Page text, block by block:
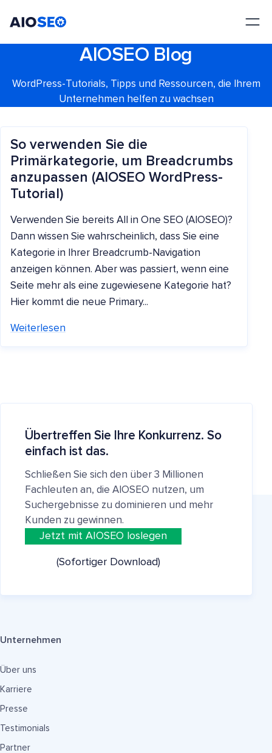
AIOSEO Blog
WordPress-Tutorials, Tipps und Ressourcen, die Ihrem
Unternehmen helfen zu wachsen
So verwenden Sie die
Primärkategorie, um Breadcrumbs
anzupassen (AIOSEO WordPress-
Tutorial)
Verwenden Sie bereits All in One SEO (AIOSEO)?
Dann wissen Sie wahrscheinlich, dass Sie eine
Kategorie in Ihrer Breadcrumb-Navigation
anzeigen können. Aber was passiert, wenn eine
Seite mehr als eine zugewiesene Kategorie hat?
Hier kommt die neue Primary...
Weiterlesen
Übertreffen Sie Ihre Konkurrenz. So
einfach ist das.
Schließen Sie sich den über 3 Millionen
Fachleuten an, die AIOSEO nutzen, um
Suchergebnisse zu dominieren und mehr
Kunden zu gewinnen.
Jetzt mit AIOSEO loslegen
(Sofortiger Download)
Unternehmen
Über uns
Karriere
Presse
Testimonials
Partner